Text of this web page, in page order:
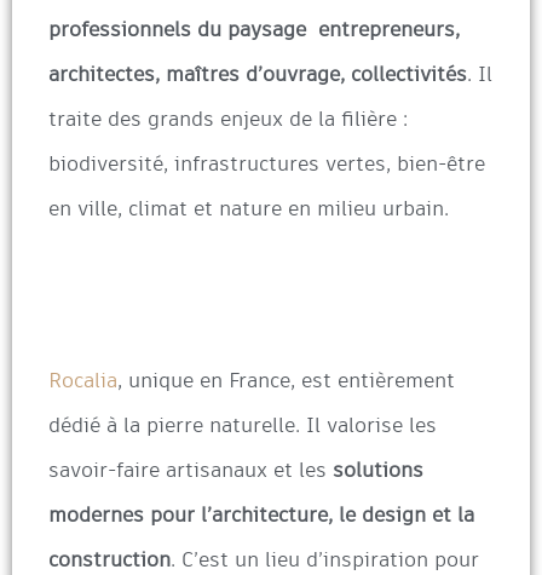
professionnels du paysage entrepreneurs,
architectes, maîtres d’ouvrage, collectivités. Il
traite des grands enjeux de la filière :
biodiversité, infrastructures vertes, bien-être
en ville, climat et nature en milieu urbain.
Rocalia, unique en France, est entièrement
dédié à la pierre naturelle. Il valorise les
savoir-faire artisanaux et les solutions
modernes pour l’architecture, le design et la
construction. C’est un lieu d’inspiration pour